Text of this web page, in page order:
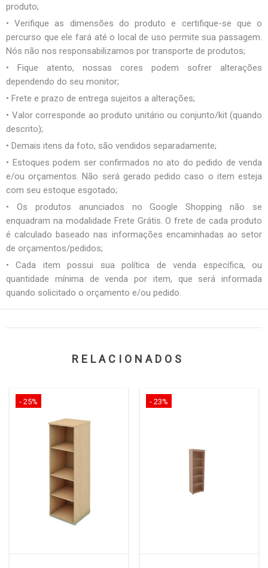
produto;
• Verifique as dimensões do produto e certifique-se que o
percurso que ele fará até o local de uso permite sua passagem.
Nós não nos responsabilizamos por transporte de produtos;
• Fique atento, nossas cores podem sofrer alterações
dependendo do seu monitor;
• Frete e prazo de entrega sujeitos a alterações;
• Valor corresponde ao produto unitário ou conjunto/kit (quando
descrito);
• Demais itens da foto, são vendidos separadamente;
• Estoques podem ser confirmados no ato do pedido de venda
e/ou orçamentos. Não será gerado pedido caso o item esteja
com seu estoque esgotado;
• Os produtos anunciados no Google Shopping não se
enquadram na modalidade Frete Grátis. O frete de cada produto
é calculado baseado nas informações encaminhadas ao setor
de orçamentos/pedidos;
• Cada item possui sua política de venda específica, ou
quantidade mínima de venda por item, que será informada
quando solicitado o orçamento e/ou pedido.
RELACIONADOS
- 25% - 23%